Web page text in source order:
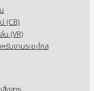
(CB)
น (VR)
รับงานระยะไกล